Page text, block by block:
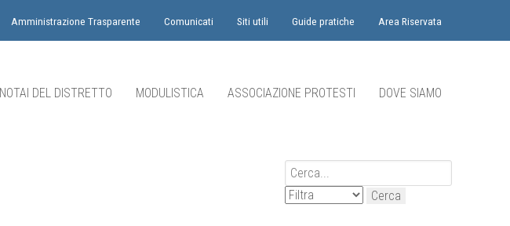
Amministrazione Trasparente Comunicati Siti utili Guide pratiche Area Riservata
NOTAI DEL DISTRETTO MODULISTICA ASSOCIAZIONE PROTESTI DOVE SIAMO